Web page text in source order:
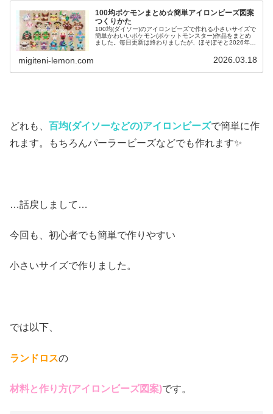
100均ポケモンまとめ☆簡単アイロンビーズ図案
つくりかた
100均(ダイソー)のアイロンビーズで作れる小さいサイズで
簡単かわいいポケモン(ポケットモンスター)作品をまとめ
ました。毎日更新は終わりましたが、ほそぼそと2026年も
migiteni-lemon.com 2026.03.18
どれも、 百均(ダイソーなどの)アイロンビーズで簡単に作
れます。もちろんパーラービーズなどでも作れます✨
…話戻しまして…
今回も、初心者でも簡単で作りやすい
小さいサイズで作りました。
では以下、
ランドロスの
材料と作り方(アイロンビーズ図案)です。